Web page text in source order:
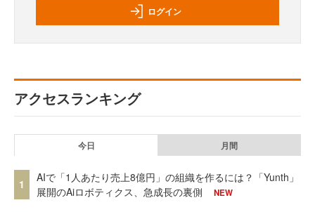
ログイン
アクセスランキング
今日 月間
1
AIで「1人あたり売上8億円」の組織を作るには？「Yunth」
展開のAiロボティクス、急成長の裏側
NEW